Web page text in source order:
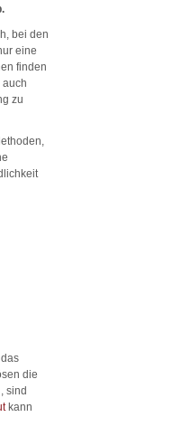
bei den
eine
finden
auch
zu
die
sind
kann